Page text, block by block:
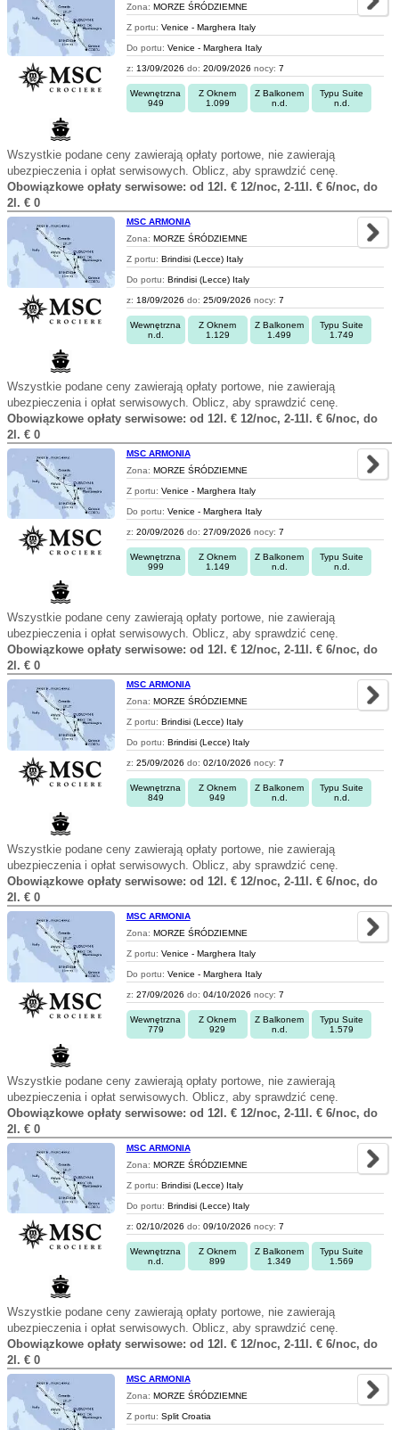
Zona: MORZE ŚRÓDZIEMNE
Z portu: Venice - Marghera Italy
Do portu: Venice - Marghera Italy
z: 13/09/2026 do: 20/09/2026 nocy: 7
Wewnętrzna
949
Z Oknem
1.099
Z Balkonem
n.d.
Typu Suite
n.d.
Wszystkie podane ceny zawierają opłaty portowe, nie zawierają
ubezpieczenia i opłat serwisowych. Oblicz, aby sprawdzić cenę.
Obowiązkowe opłaty serwisowe: od 12l. € 12/noc, 2-11l. € 6/noc, do
2l. € 0
MSC ARMONIA
Zona: MORZE ŚRÓDZIEMNE
Z portu: Brindisi (Lecce) Italy
Do portu: Brindisi (Lecce) Italy
z: 18/09/2026 do: 25/09/2026 nocy: 7
Wewnętrzna
n.d.
Z Oknem
1.129
Z Balkonem
1.499
Typu Suite
1.749
Wszystkie podane ceny zawierają opłaty portowe, nie zawierają
ubezpieczenia i opłat serwisowych. Oblicz, aby sprawdzić cenę.
Obowiązkowe opłaty serwisowe: od 12l. € 12/noc, 2-11l. € 6/noc, do
2l. € 0
MSC ARMONIA
Zona: MORZE ŚRÓDZIEMNE
Z portu: Venice - Marghera Italy
Do portu: Venice - Marghera Italy
z: 20/09/2026 do: 27/09/2026 nocy: 7
Wewnętrzna
999
Z Oknem
1.149
Z Balkonem
n.d.
Typu Suite
n.d.
Wszystkie podane ceny zawierają opłaty portowe, nie zawierają
ubezpieczenia i opłat serwisowych. Oblicz, aby sprawdzić cenę.
Obowiązkowe opłaty serwisowe: od 12l. € 12/noc, 2-11l. € 6/noc, do
2l. € 0
MSC ARMONIA
Zona: MORZE ŚRÓDZIEMNE
Z portu: Brindisi (Lecce) Italy
Do portu: Brindisi (Lecce) Italy
z: 25/09/2026 do: 02/10/2026 nocy: 7
Wewnętrzna
849
Z Oknem
949
Z Balkonem
n.d.
Typu Suite
n.d.
Wszystkie podane ceny zawierają opłaty portowe, nie zawierają
ubezpieczenia i opłat serwisowych. Oblicz, aby sprawdzić cenę.
Obowiązkowe opłaty serwisowe: od 12l. € 12/noc, 2-11l. € 6/noc, do
2l. € 0
MSC ARMONIA
Zona: MORZE ŚRÓDZIEMNE
Z portu: Venice - Marghera Italy
Do portu: Venice - Marghera Italy
z: 27/09/2026 do: 04/10/2026 nocy: 7
Wewnętrzna
779
Z Oknem
929
Z Balkonem
n.d.
Typu Suite
1.579
Wszystkie podane ceny zawierają opłaty portowe, nie zawierają
ubezpieczenia i opłat serwisowych. Oblicz, aby sprawdzić cenę.
Obowiązkowe opłaty serwisowe: od 12l. € 12/noc, 2-11l. € 6/noc, do
2l. € 0
MSC ARMONIA
Zona: MORZE ŚRÓDZIEMNE
Z portu: Brindisi (Lecce) Italy
Do portu: Brindisi (Lecce) Italy
z: 02/10/2026 do: 09/10/2026 nocy: 7
Wewnętrzna
n.d.
Z Oknem
899
Z Balkonem
1.349
Typu Suite
1.569
Wszystkie podane ceny zawierają opłaty portowe, nie zawierają
ubezpieczenia i opłat serwisowych. Oblicz, aby sprawdzić cenę.
Obowiązkowe opłaty serwisowe: od 12l. € 12/noc, 2-11l. € 6/noc, do
2l. € 0
MSC ARMONIA
Zona: MORZE ŚRÓDZIEMNE
Z portu: Split Croatia